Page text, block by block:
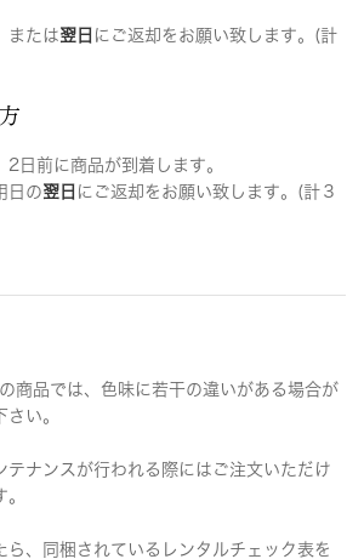
または翌日 にご返却をお願い致します。(計
2日前に商品が到着します。
日の翌日 にご返却をお願い致します。(計３
商品では、色味に若干の違いがある場合が
い。
ナンスが行われる際にはご注文いただけ
、同梱されているレンタルチェック表を